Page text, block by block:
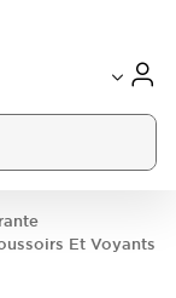
Et Voyants